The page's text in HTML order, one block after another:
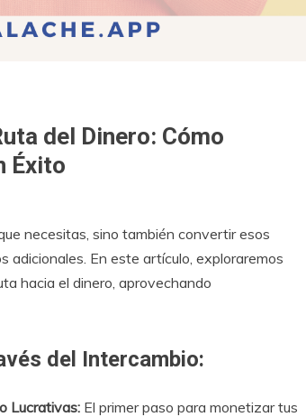
del Dinero: Cómo
Éxito
necesitas, sino también convertir esos
adicionales. En este artículo, exploraremos
hacia el dinero, aprovechando
del Intercambio:
Lucrativas: El primer paso para monetizar tus